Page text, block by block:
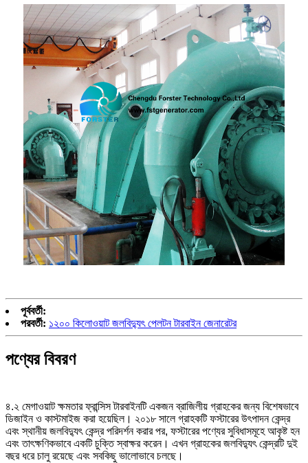
পূর্ববর্তী:
পরবর্তী: ১২০০ কিলোওয়াট জলবিদ্যুৎ পেলটন টারবাইন জেনারেটর
পণ্যের বিবরণ
৪.২ মেগাওয়াট ক্ষমতার ফ্রান্সিস টারবাইনটি একজন ব্রাজিলীয় গ্রাহকের জন্য বিশেষভাবে
ডিজাইন ও কাস্টমাইজ করা হয়েছিল। ২০১৮ সালে গ্রাহকটি ফস্টারের উৎপাদন কেন্দ্র
এবং স্থানীয় জলবিদ্যুৎ কেন্দ্র পরিদর্শন করার পর, ফস্টারের পণ্যের সুবিধাসমূহে আকৃষ্ট হন
এবং তাৎক্ষণিকভাবে একটি চুক্তি স্বাক্ষর করেন। এখন গ্রাহকের জলবিদ্যুৎ কেন্দ্রটি দুই
বছর ধরে চালু রয়েছে এবং সবকিছু ভালোভাবে চলছে।